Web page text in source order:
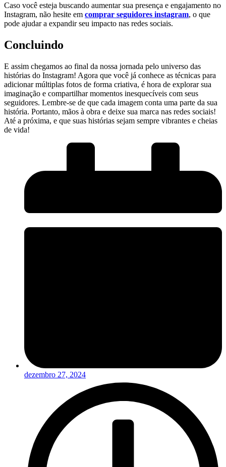
Caso você esteja buscando aumentar sua presença e engajamento no
Instagram, não hesite em comprar ⁣seguidores instagram, o que
pode ajudar a expandir seu impacto nas redes sociais.
Concluindo
E ‌assim chegamos ao final⁢ da nossa jornada⁢ pelo ⁣universo das
histórias do Instagram! Agora que você já conhece as técnicas para
adicionar múltiplas fotos de ​forma criativa, é hora⁤ de explorar sua
imaginação e compartilhar ⁤momentos inesquecíveis com seus
seguidores. Lembre-se de que cada imagem conta uma parte ‍da sua
história. Portanto, mãos à obra e deixe sua marca nas redes sociais!
Até a próxima, e que suas histórias sejam sempre vibrantes e cheias
de vida!
dezembro 27, 2024